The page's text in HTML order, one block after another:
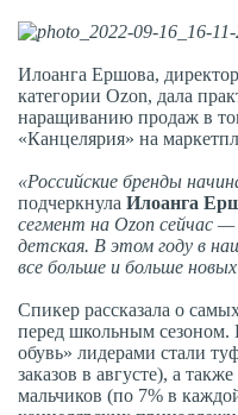
Илоанга Ершова,
категории Ozon, дала
наращиванию продаж в
«Канцелярия» на
«Российские бренды
подчеркнула Илоанга
сегмент на Ozon сейчас
детская. В этом году в
все больше и больше
Спикер рассказала о
перед школьным сезоном.
обувь» лидерами стали
заказов в августе), а
мальчиков (по 7% в